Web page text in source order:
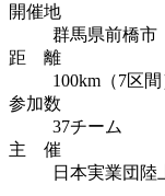
開催地
群馬県前橋市
距 離
100km（7区間
参加数
37チーム
主 催
日本実業団陸